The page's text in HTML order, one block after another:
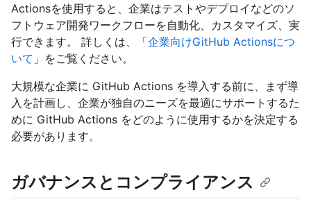
Actionsを使用すると、企業はテストやデプロイなどのソ
フトウェア開発ワークフローを自動化、カスタマイズ、実
行できます。 詳しくは、「企業向けGitHub Actionsにつ
いて 」をご覧ください。
大規模な企業に GitHub Actions を導入する前に、まず導
入を計画し、企業が独自のニーズを最適にサポートするた
めに GitHub Actions をどのように使用するかを決定する
必要があります。
ガバナンスとコンプライアンス